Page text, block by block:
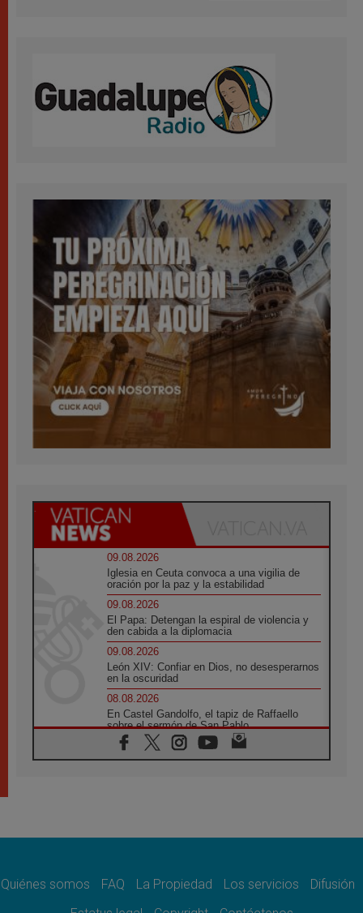
09.08.2026
Iglesia en Ceuta convoca a una vigilia de
oración por la paz y la estabilidad
09.08.2026
El Papa: Detengan la espiral de violencia y
den cabida a la diplomacia
09.08.2026
León XIV: Confiar en Dios, no desesperarnos
en la oscuridad
08.08.2026
En Castel Gandolfo, el tapiz de Raffaello
sobre el sermón de San Pablo
08.08.2026
En Colombia, «la paz no se compra con una
08.08.2026
08.08.2026
Quiénes somos FAQ La Propiedad Los servicios
Difusión